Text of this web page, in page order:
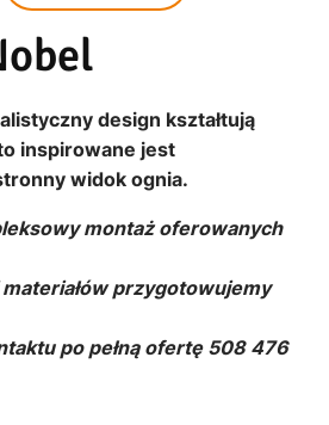
price
was:
design kształtują
inspirowane jest
widok ognia.
montaż oferowanych
przygotowujemy
po pełną ofertę 508 476